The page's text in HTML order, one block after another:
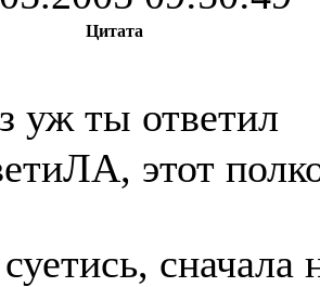
Цитата
уж ты ответил
этот
сначала